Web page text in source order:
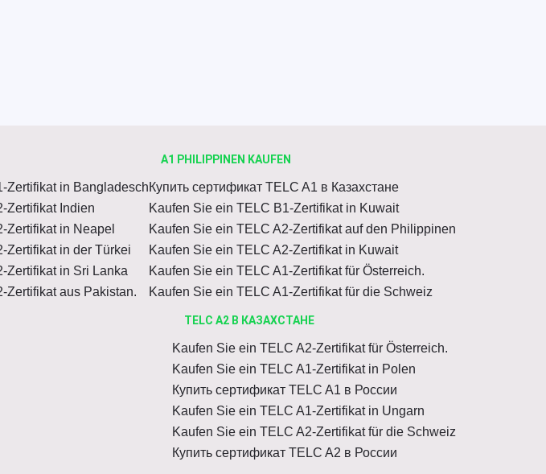
Zertifikat in Bangladesch
Zertifikat Indien
Zertifikat in Neapel
Zertifikat in der Türkei
Zertifikat in Sri Lanka
Zertifikat aus Pakistan.
A1 PHILIPPINEN KAUFEN
Купить сертификат TELC A1 в Казахстане
Kaufen Sie ein TELC B1-Zertifikat in Kuwait
Kaufen Sie ein TELC A2-Zertifikat auf den Philippinen
Kaufen Sie ein TELC A2-Zertifikat in Kuwait
Kaufen Sie ein TELC A1-Zertifikat für Österreich.
Kaufen Sie ein TELC A1-Zertifikat für die Schweiz
TELC A2 В КАЗАХСТАНЕ
Kaufen Sie ein TELC A2-Zertifikat für Österreich.
Kaufen Sie ein TELC A1-Zertifikat in Polen
Купить сертификат TELC A1 в России
Kaufen Sie ein TELC A1-Zertifikat in Ungarn
Kaufen Sie ein TELC A2-Zertifikat für die Schweiz
Купить сертификат TELC A2 в России